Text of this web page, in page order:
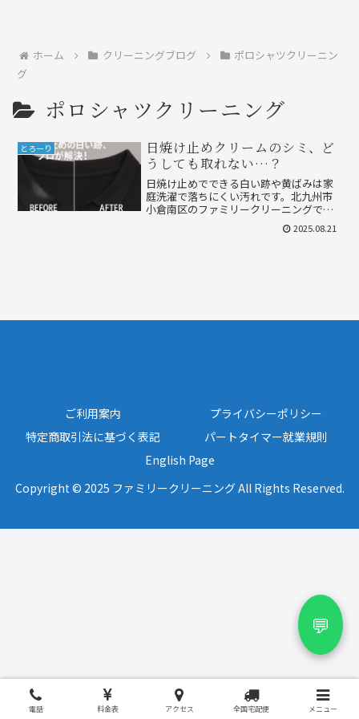
ホーム クリーニングブログ
ポロシャツクリーニン
グ
ポロシャツクリーニング
とろーり
日焼け止めクリームのシミ、ど
うしても取れない…？
日焼け止めでできる白い跡や黄ばみは家
庭洗濯で落ちにくい汚れです。北九州市
小倉南区のファミリークリーニングで
は、しみ抜き＋静止立体乾燥で大切な衣
2025.08.21
💬
ご利用案内
プライバシーポリシー
特定商取引法に基づく表記
パートタイマー就業規則
English Page
Copyright © 2025 ファミリークリーニング All Rights Reserved.
電話 料金表 アクセス 全国宅配便 メニュー